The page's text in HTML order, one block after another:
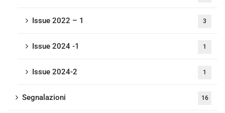
Issue 2022 – 1 3
Issue 2024 -1 1
Issue 2024-2 1
Segnalazioni 16